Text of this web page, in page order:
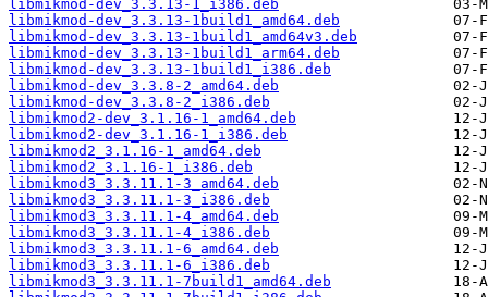
libmikmod-dev_3.3.13-1_i386.deb
libmikmod-dev_3.3.13-1build1_amd64.deb
libmikmod-dev_3.3.13-1build1_amd64v3.deb
libmikmod-dev_3.3.13-1build1_arm64.deb
libmikmod-dev_3.3.13-1build1_i386.deb
libmikmod-dev_3.3.8-2_amd64.deb
libmikmod-dev_3.3.8-2_i386.deb
libmikmod2-dev_3.1.16-1_amd64.deb
libmikmod2-dev_3.1.16-1_i386.deb
libmikmod2_3.1.16-1_amd64.deb
libmikmod2_3.1.16-1_i386.deb
libmikmod3_3.3.11.1-3_amd64.deb
libmikmod3_3.3.11.1-3_i386.deb
libmikmod3_3.3.11.1-4_amd64.deb
libmikmod3_3.3.11.1-4_i386.deb
libmikmod3_3.3.11.1-6_amd64.deb
libmikmod3_3.3.11.1-6_i386.deb
libmikmod3_3.3.11.1-7build1_amd64.deb